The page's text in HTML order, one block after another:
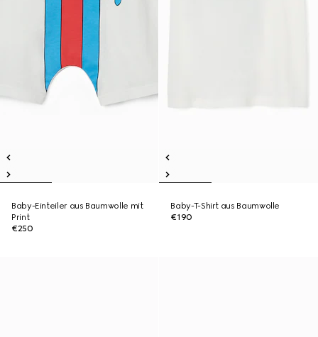
Baby-Einteiler aus Baumwolle mit
Print
€250
Baby-T-Shirt aus Baumwolle
€190